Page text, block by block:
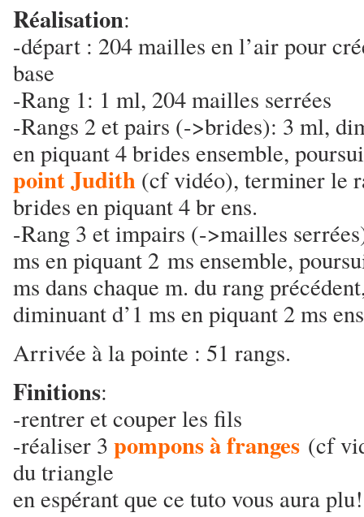
Réalisation:
-départ : 204 mailles en l’air pour
base
-Rang 1: 1 ml, 204 mailles serrées
-Rangs 2 et pairs (->brides): 3 ml,
en piquant 4 brides ensemble,
point Judith (cf vidéo), terminer le
brides en piquant 4 br ens.
-Rang 3 et impairs (->mailles
ms en piquant 2 ms ensemble,
ms dans chaque m. du rang
diminuant d’1 ms en piquant 2 ms
Arrivée à la pointe : 51 rangs.
Finitions:
-rentrer et couper les fils
-réaliser 3 pompons à franges (cf
du triangle
en espérant que ce tuto vous aura